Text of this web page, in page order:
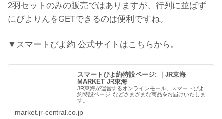
2羽セットのみの販売ではありますが、行列に並ばず
にぴよりんをGETできるのは便利ですね。
▼スマートぴよ約 公式サイトはこちらから。
スマートぴよ約特設ページ: ｜JR東海
MARKET JR東海
JR東海が運営するオンラインモール。スマートぴよ
約特設ページ: などさまざまな商品をお届けいたしま
す。
market.jr-central.co.jp